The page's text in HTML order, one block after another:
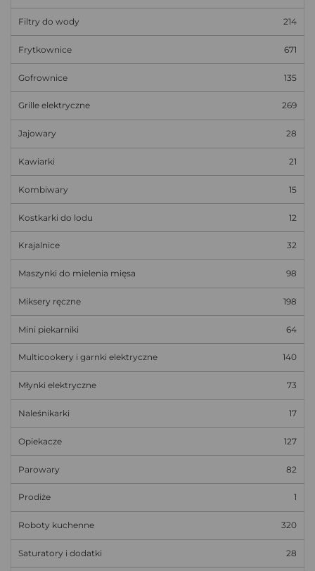
Filtry do wody 214
Frytkownice 671
Gofrownice 135
Grille elektryczne 269
Jajowary 28
Kawiarki 21
Kombiwary 15
Kostkarki do lodu 12
Krajalnice 32
Maszynki do mielenia mięsa 98
Miksery ręczne 198
Mini piekarniki 64
Multicookery i garnki elektryczne 140
Młynki elektryczne 73
Naleśnikarki 17
Opiekacze 127
Parowary 82
Prodiże 1
Roboty kuchenne 320
Saturatory i dodatki 28